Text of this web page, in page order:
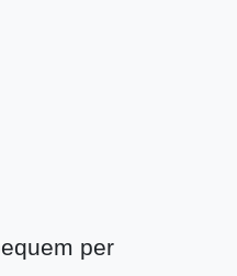
per